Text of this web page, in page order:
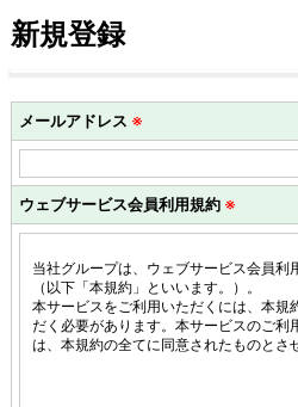
新規登録
メールアドレス ※
ウェブサービス会員利用規約 ※
当社グループは、ウェブサービス会員利
（以下「本規約」といいます。）。
本サービスをご利用いただくには、本規
だく必要があります。本サービスのご利
は、本規約の全てに同意されたものとさ